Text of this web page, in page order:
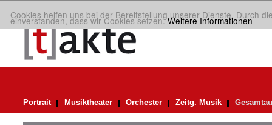
Cookies helfen uns bei der Bereitstellung unserer Dienste. Durch
einverstanden, dass wir Cookies setzen.Weitere Informationen
Portrait Musiktheater Orchester Zeitg. Musik